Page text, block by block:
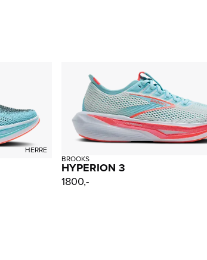
HERRE
BROOKS
HYPERION 3
1800,-